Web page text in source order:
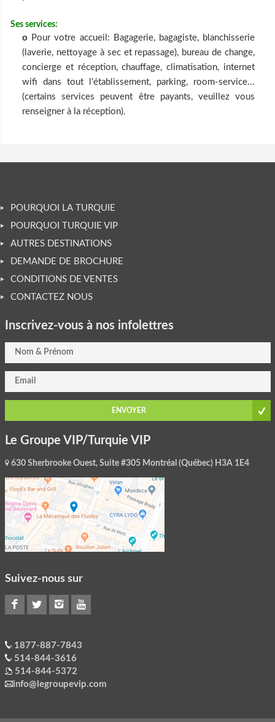
Ses services:
o Pour votre accueil: Bagagerie, bagagiste, blanchisserie
(laverie, nettoyage à sec et repassage), bureau de change,
concierge et réception, chauffage, climatisation, internet
wifi dans tout l'établissement, parking, room-service...
(certains services peuvent être payants, veuillez vous
renseigner à la réception).
POURQUOI LA TURQUIE
POURQUOI TURQUIE VIP
AUTRES DESTINATIONS
DEMANDE DE BROCHURE
CONDITIONS DE VENTES
CONTACTEZ NOUS
Inscrivez-vous à nos infolettres
ENVOYER
Le Groupe VIP/Turquie VIP
630 Sherbrooke Ouest, Suite #305 Montréal (Québec) H3A 1E4
Suivez-nous sur
1877-887-7843
514-844-3616
514-844-5372
info@legroupevip.com